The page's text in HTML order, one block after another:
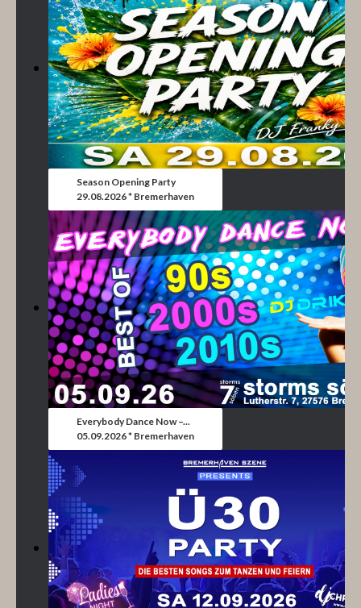
Season Opening Party
29.08.2026 * Bremerhaven
Everybody Dance Now –...
05.09.2026 * Bremerhaven